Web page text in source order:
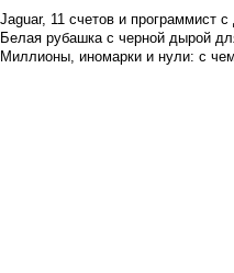
Jaguar, 11 счетов и программист
Белая рубашка с черной дырой
Миллионы, иномарки и нули: с